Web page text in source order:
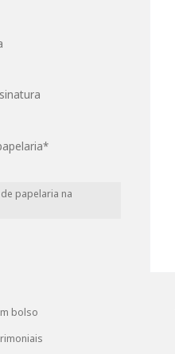
papelaria na
bolso